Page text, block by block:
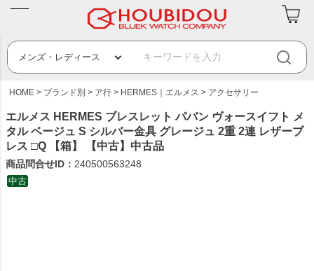
HOME ブランド別 ア行 HERMES｜エルメス アクセサリー
エルメス HERMES ブレスレット パバン ヴォースイフト メ
タル ベージュ S シルバー金具 グレージュ 2重 2連 レザーブ
レス □Q 【箱】 【中古】中古品
商品問合せID： 240500563248
中古